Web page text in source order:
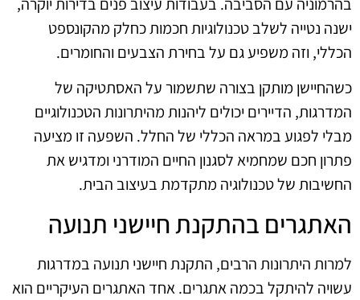
ישנה נטייה לשלב טכנולוגיות חכמות כחלק מהקונספט
הכללי, וזה משפיע גם על בחירת הצבעים והחומרים.
כשהחיישן מותקן בצורה שתשמור על האסתטיקה של
המדרגות, הדיירים יכולים ליהנות מהיתרונות הטכנולוגיים
מבלי לפגוע במראה הכללי של החלל. השפעה זו מציעה
פתרון חכם שמחמיא לסגנון החיים המודרני ומדגיש את
החשיבות של טכנולוגיה מתקדמת בעיצוב הבית.
האתגרים בהתקנת חיישני תנועה
למרות היתרונות הרבים, התקנת חיישני תנועה במדרגות
עשויה להיתקל בכמה אתגרים. אחד האתגרים העיקריים הוא